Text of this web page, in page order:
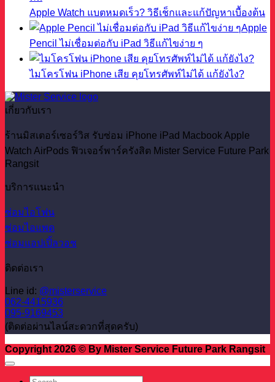
Apple Watch แบตหมดเร็ว? วิธีเช็กและแก้ปัญหาเบื้องต้น
Apple
Pencil ไม่เชื่อมต่อกับ iPad วิธีแก้ไขง่าย ๆ
ไมโครโฟน iPhone เสีย คุยโทรศัพท์ไม่ได้ แก้ยังไง?
เกี่ยวกับเรา
ร้านมิสเตอร์เซอร์วิส รับซ่อม iPhone iPad Macbook Apple
Watch AirPods ฟิวเจอร์พาร์ครังสิต Mister Service Future Park
Rangsit
บริการแนะนำ
ซ่อมไอโฟน
ซ่อมไอแพด
ซ่อมแอปเปิ้ลวอช
ติดต่อเรา
Line id: @misterservice
062-4415936
095-9169453
(ติดต่อผ่านไลน์สะดวกที่สุดครับ)
Copyright 2026 © By Mister Service Future Park Rangsit